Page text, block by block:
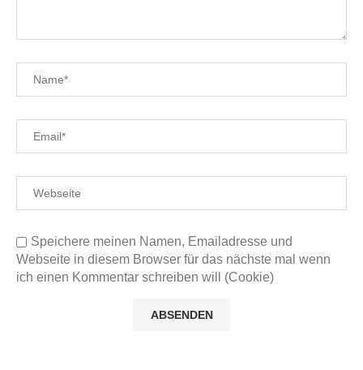
Speichere meinen Namen, Emailadresse und
Webseite in diesem Browser für das nächste mal wenn
ich einen Kommentar schreiben will (Cookie)